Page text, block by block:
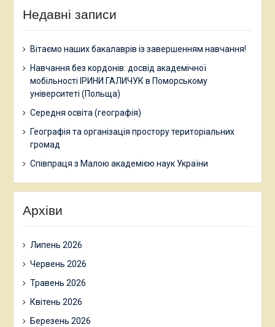
Недавні записи
Вітаємо наших бакалаврів із завершенням навчання!
Навчання без кордонів: досвід академічної
мобільності ІРИНИ ГАЛИЧУК в Поморському
університеті (Польща)
Середня освіта (географія)
Географія та організація простору територіальних
громад
Співпраця з Малою академією наук України
Архіви
Липень 2026
Червень 2026
Травень 2026
Квітень 2026
Березень 2026